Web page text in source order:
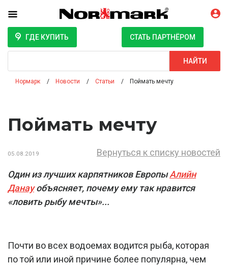
ГДЕ КУПИТЬ СТАТЬ ПАРТНЁРОМ
НАЙТИ
Нормарк Новости Статьи Поймать мечту
Поймать мечту
05.08.2019 Вернуться к списку новостей
Один из лучших карпятников ЕвропыАлийн
Данауобъясняет, почему ему так нравится
«ловить рыбу мечты»...
Почти во всех водоемах водится рыба, которая
по той или иной причине более популярна, чем